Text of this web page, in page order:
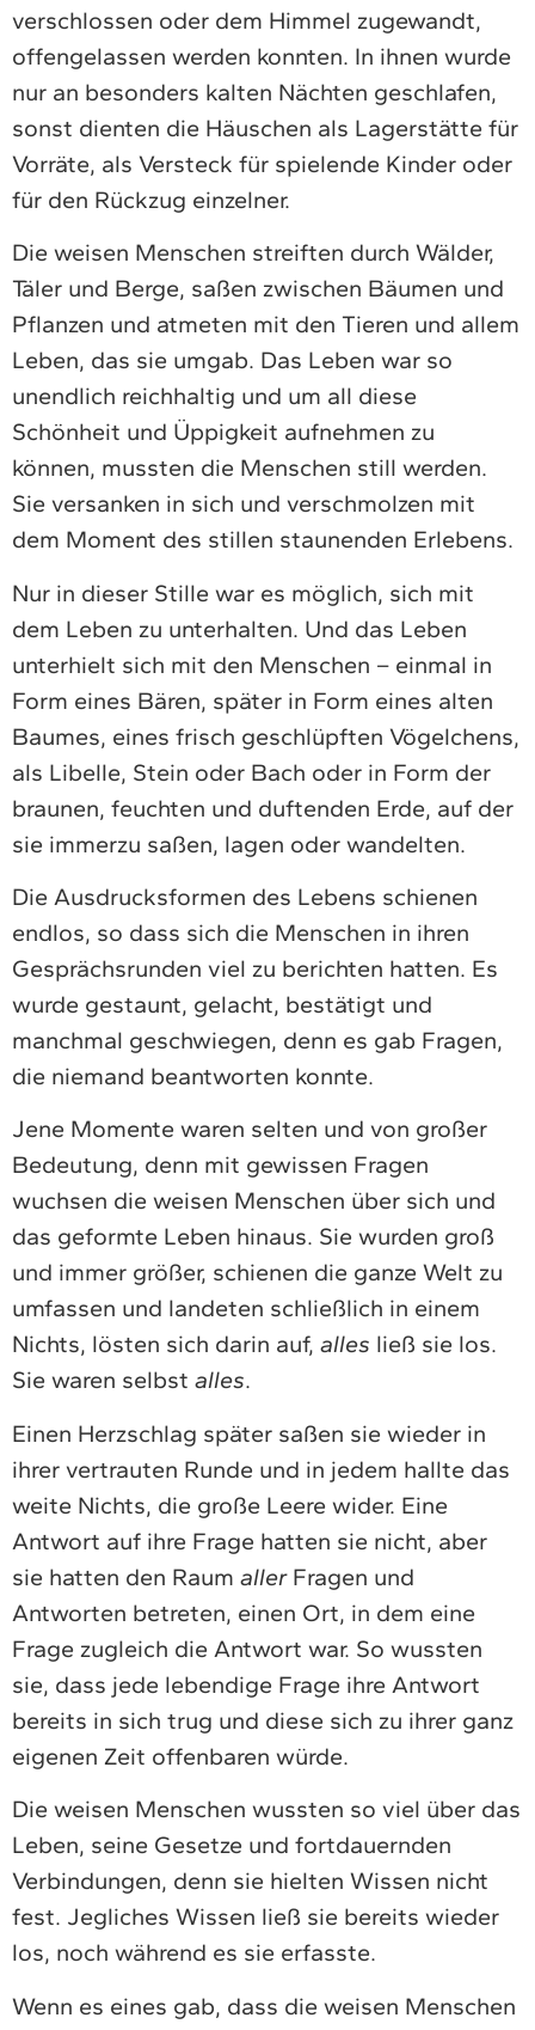
verschlossen oder dem Himmel zugewandt,
offengelassen werden konnten. In ihnen wurde
nur an besonders kalten Nächten geschlafen,
sonst dienten die Häuschen als Lagerstätte für
Vorräte, als Versteck für spielende Kinder oder
für den Rückzug einzelner.
Die weisen Menschen streiften durch Wälder,
Täler und Berge, saßen zwischen Bäumen und
Pflanzen und atmeten mit den Tieren und allem
Leben, das sie umgab. Das Leben war so
unendlich reichhaltig und um all diese
Schönheit und Üppigkeit aufnehmen zu
können, mussten die Menschen still werden.
Sie versanken in sich und verschmolzen mit
dem Moment des stillen staunenden Erlebens.
Nur in dieser Stille war es möglich, sich mit
dem Leben zu unterhalten. Und das Leben
unterhielt sich mit den Menschen – einmal in
Form eines Bären, später in Form eines alten
Baumes, eines frisch geschlüpften Vögelchens,
als Libelle, Stein oder Bach oder in Form der
braunen, feuchten und duftenden Erde, auf der
sie immerzu saßen, lagen oder wandelten.
Die Ausdrucksformen des Lebens schienen
endlos, so dass sich die Menschen in ihren
Gesprächsrunden viel zu berichten hatten. Es
wurde gestaunt, gelacht, bestätigt und
manchmal geschwiegen, denn es gab Fragen,
die niemand beantworten konnte.
Jene Momente waren selten und von großer
Bedeutung, denn mit gewissen Fragen
wuchsen die weisen Menschen über sich und
das geformte Leben hinaus. Sie wurden groß
und immer größer, schienen die ganze Welt zu
umfassen und landeten schließlich in einem
Nichts, lösten sich darin auf, alles ließ sie los.
Sie waren selbst alles.
Einen Herzschlag später saßen sie wieder in
ihrer vertrauten Runde und in jedem hallte das
weite Nichts, die große Leere wider. Eine
Antwort auf ihre Frage hatten sie nicht, aber
sie hatten den Raum allerFragen und
Antworten betreten, einen Ort, in dem eine
Frage zugleich die Antwort war. So wussten
sie, dass jede lebendige Frage ihre Antwort
bereits in sich trug und diese sich zu ihrer ganz
eigenen Zeit offenbaren würde.
Die weisen Menschen wussten so viel über das
Leben, seine Gesetze und fortdauernden
Verbindungen, denn sie hielten Wissen nicht
fest. Jegliches Wissen ließ sie bereits wieder
los, noch während es sie erfasste.
Wenn es eines gab, dass die weisen Menschen